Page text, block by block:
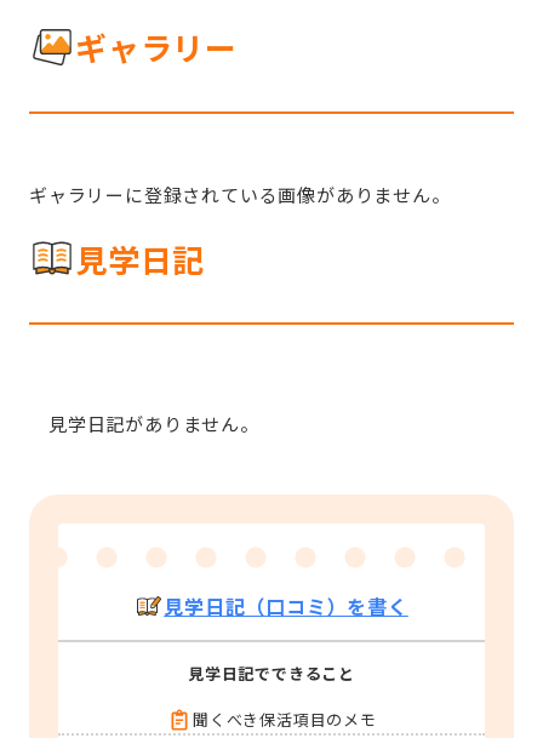
ギャラリー
ギャラリーに登録されている画像がありません。
見学日記
見学日記がありません。
見学日記（口コミ）を書く
見学日記でできること
聞くべき保活項目のメモ